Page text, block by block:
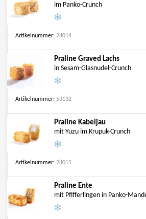
im Panko-Crunch
Artikelnummer: 28014
Praline Graved Lachs
in Sesam-Glasnudel-Crunch
Artikelnummer: 53132
Praline Kabeljau
mit Yuzu im Krupuk-Crunch
Artikelnummer: 28015
Praline Ente
mit Pfifferlingen in Panko-